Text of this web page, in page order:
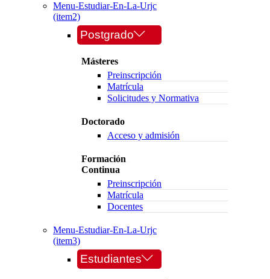
Menu-Estudiar-En-La-Urjc
(item2)
Postgrado
Másteres
Preinscripción
Matrícula
Solicitudes y Normativa
Doctorado
Acceso y admisión
Formación
Continua
Preinscripción
Matrícula
Docentes
Menu-Estudiar-En-La-Urjc
(item3)
Estudiantes